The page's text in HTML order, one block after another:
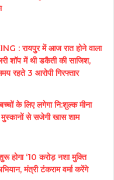
: रायपुर में आज रात होने वाला
शॉप में थी डकैती की साजिश,
रहते 3 आरोपी गिरफ्तार
के लिए लगेगा नि:शुल्क मीना
से सजेगी खास शाम
होगा ‘10 करोड़ नशा मुक्ति
मंत्री टंकराम वर्मा करेंगे